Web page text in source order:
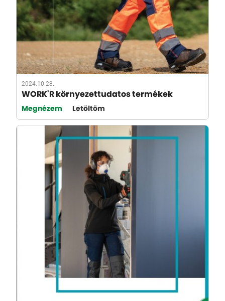
2024.10.28.
WORK'R környezettudatos termékek
Megnézem Letöltöm